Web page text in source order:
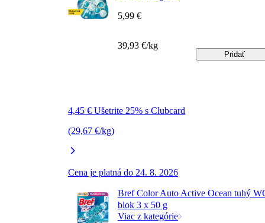
4,45 € Ušetrite 25% s Clubcard
(29,67 €/kg)
Cena je platná do 24. 8. 2026
5,99 €
39,93 €/kg
Pridať
Bref Color Auto Active Ocean tuhý
blok 3 x 50 g
Viac z kategórie